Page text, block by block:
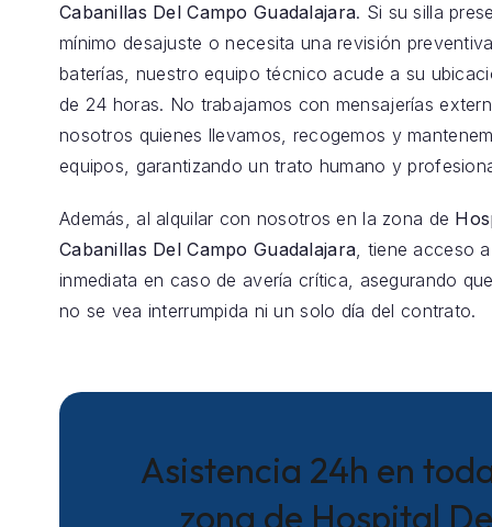
Cabanillas Del Campo Guadalajara. Si su silla
mínimo desajuste o necesita una revisión
baterías, nuestro equipo técnico acude a su
de 24 horas. No trabajamos con mensajerías
nosotros quienes llevamos, recogemos y
equipos, garantizando un trato humano y
Además, al alquilar con nosotros en la zona de
Cabanillas Del Campo Guadalajara, tiene acceso
inmediata en caso de avería crítica, asegurando
no se vea interrumpida ni un solo día del contrato.
Asistencia 24h en
zona de Hospital De